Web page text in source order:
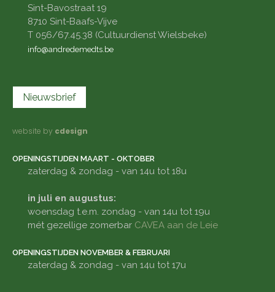
Sint-Bavostraat 19
8710 Sint-Baafs-Vijve
T 056/67.45.38 (Cultuurdienst Wielsbeke)
info@andredemedts.be
Nieuwsbrief
website by cdesign
OPENINGSTIJDEN MAART - OKTOBER
zaterdag & zondag - van 14u tot 18u
in juli en augustus:
woensdag t.e.m. zondag - van 14u tot 19u
mét gezellige zomerbar CAVEA aan de Leie
OPENINGSTIJDEN NOVEMBER & FEBRUARI
zaterdag & zondag - van 14u tot 17u